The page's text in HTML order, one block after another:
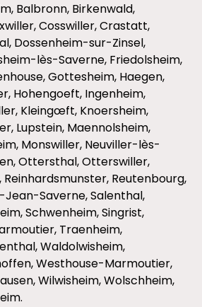
Balbronn, Birkenwald,
Cosswiller, Crastatt,
Dossenheim-sur-Zinsel,
lès-Saverne, Friedolsheim,
Gottesheim, Haegen,
Hohengoeft, Ingenheim,
Kleingœft, Knoersheim,
Lupstein, Maennolsheim,
Monswiller, Neuviller-lès-
Ottersthal, Otterswiller,
Reinhardsmunster, Reutenbourg,
Jean-Saverne, Salenthal,
Schwenheim, Singrist,
Traenheim,
Waldolwisheim,
Westhouse-Marmoutier,
Wilwisheim, Wolschheim,